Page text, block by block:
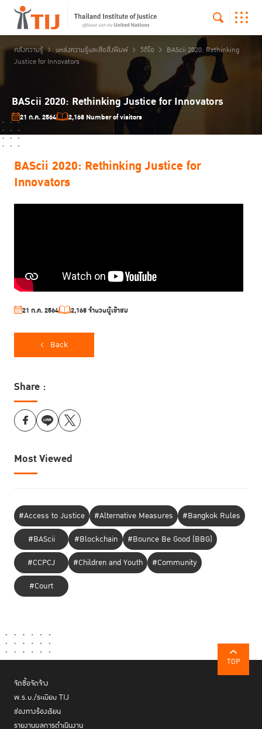
คลังความรู้ แหล่งความรู้และสื่อสิ่งพิมพ์ วิดีโอ
BAScii 2020: Rethinking
Justice for Innovators
BAScii 2020: Rethinking Justice for Innovators
21 ก.ค. 2564 2,168 Number of visitors
BAScii 2020: Rethinking Justice for
Innovators
21 ก.ค. 2564 2,168 จำนวนผู้เข้าชม
Back
Share :
Most Viewed
#Access to Justice #Alternative Measures
#Bangkok Rules
#BAScii
#Blockchain
#Bounce Be Good (BBG)
#CCPCJ
#Children and Youth
#Community
#Court
TOP
จัดซื้อจัดจ้าง
พ.ร.บ./ระเบียบ TIJ
ช่องทางร้องเรียน
รายงานผลการดำเนินงาน